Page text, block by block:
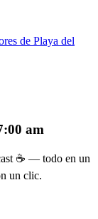
de Playa del
am
☕ — todo en un
un clic.